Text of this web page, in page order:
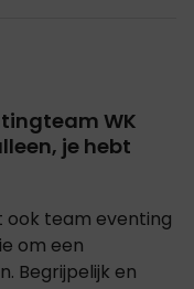
WK
je hebt
ook team eventing
om een
Begrijpelijk en